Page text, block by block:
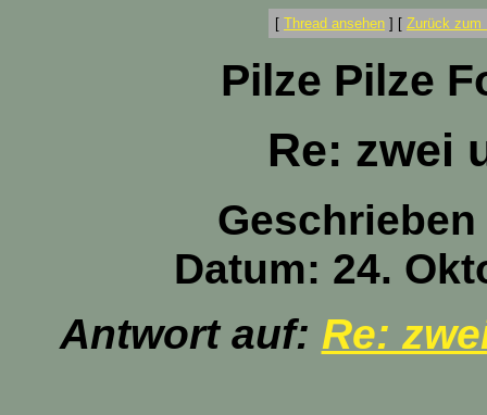
[ Thread ansehen ] [ Zurück zum
Pilze Pilze
Re: zwei
Datum: 24.
Antwort auf: Re: